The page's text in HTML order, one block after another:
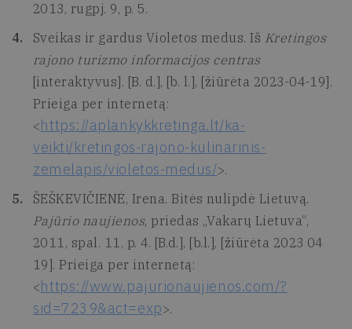
2013, rugpj. 9, p. 5.
Sveikas ir gardus Violetos medus. Iš Kretingos
rajono turizmo informacijos centras
[interaktyvus]. [B. d.], [b. l.], [žiūrėta 2023-04-19].
Prieiga per internetą:
<https://aplankykkretinga.lt/ka-
veikti/kretingos-rajono-kulinarinis-
zemelapis/violetos-medus/>.
ŠEŠKEVIČIENĖ, Irena. Bitės nulipdė Lietuvą.
Pajūrio naujienos, priedas „Vakarų Lietuva“,
2011, spal. 11, p. 4. [B.d.], [b.l.], [žiūrėta 2023 04
19]. Prieiga per internetą:
<https://www.pajurionaujienos.com/?
sid=7239&act=exp>.